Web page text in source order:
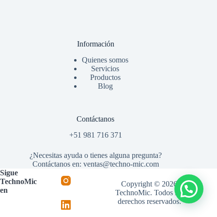
Información
Quienes somos
Servicios
Productos
Blog
Contáctanos
+51 981 716 371
¿Necesitas ayuda o tienes alguna pregunta?
Contáctanos en: ventas@techno-mic.com
Sigue
TechnoMic
en
Copyright © 2026
TechnoMic. Todos los
derechos reservados.